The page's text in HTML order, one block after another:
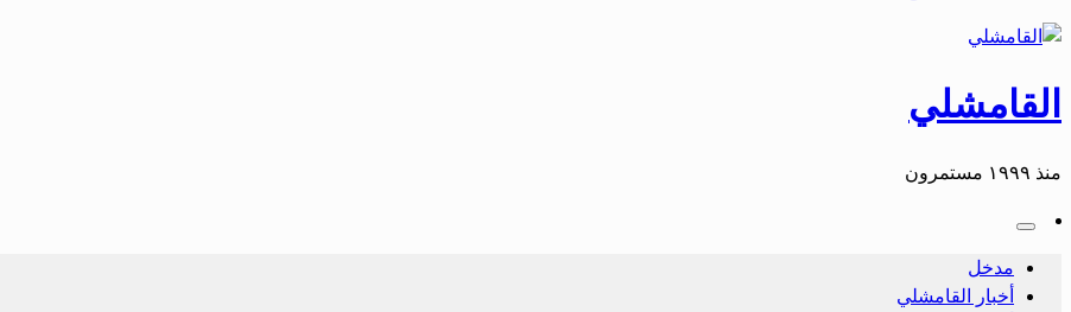
القامشلي
منذ ١٩٩٩ مستمرون
مدخل
أخبار القامشلي